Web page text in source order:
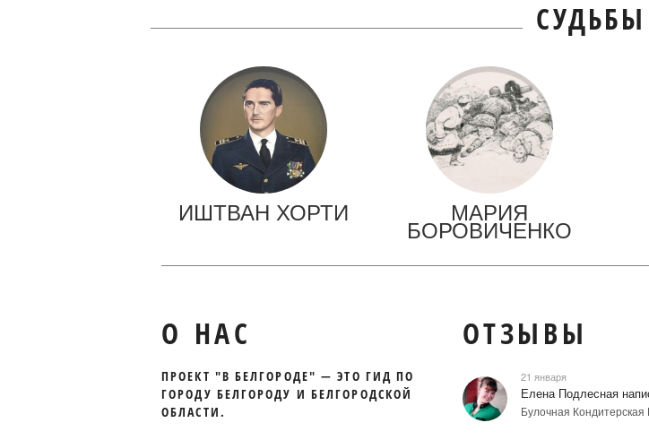
СУДЬБЫ
ИШТВАН ХОРТИ МАРИЯ
БОРОВИЧЕНКО
О НАС
ПРОЕКТ "В БЕЛГОРОДЕ" — ЭТО ГИД ПО
ГОРОДУ БЕЛГОРОДУ И БЕЛГОРОДСКОЙ
ОБЛАСТИ.
ОТЗЫВЫ
21 января
Елена Подлесная
Булочная